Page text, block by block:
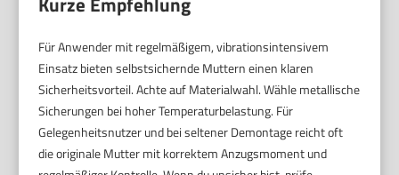
Für Anwender mit regelmäßigem, vibrationsintensivem
Einsatz bieten selbstsichernde Muttern einen klaren
Sicherheitsvorteil. Achte auf Materialwahl. Wähle metallische
Sicherungen bei hoher Temperaturbelastung. Für
Gelegenheitsnutzer und bei seltener Demontage reicht oft
die originale Mutter mit korrektem Anzugsmoment und